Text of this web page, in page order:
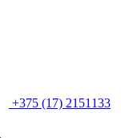
+375 (17) 2151133